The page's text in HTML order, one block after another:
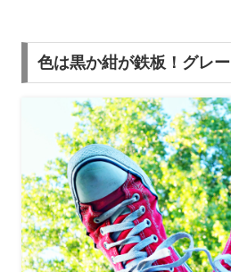
色は黒か紺が鉄板！グレー